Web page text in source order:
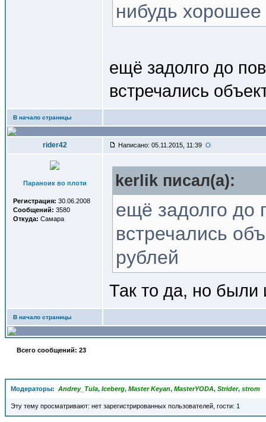
нибудь
ещё задолго до
встречались
В начало страницы
rider42 Написано: 05.11.2015, 11:39
Параноик во плоти
Регистрация: 30.06.2008
Сообщений: 3580
Откуда: Самара
kerlik писал(a):
ещё задолго до
встречались
рублей
Так то да, но были
В начало страницы
Всего сообщений: 23
Модераторы: Andrey_Tula, Iceberg, Master Keyan, MasterYODA, Strider, strom
Эту тему просматривают: нет зарегистрированных пользователей, гости: 1